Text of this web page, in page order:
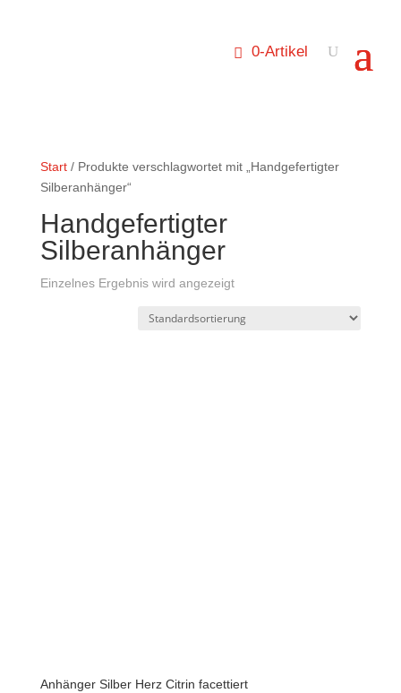
0-Artikel
Start/ Produkte verschlagwortet mit „Handgefertigter
Silberanhänger“
Handgefertigter
Silberanhänger
Einzelnes Ergebnis wird angezeigt
Anhänger Silber Herz Citrin facettiert